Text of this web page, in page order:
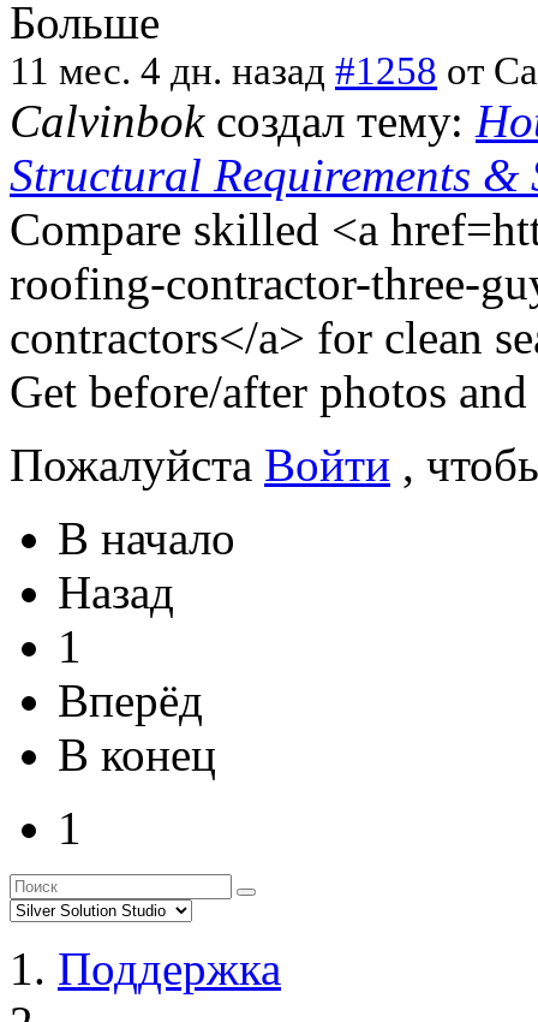
Больше
11 мес. 4 дн. назад #1258 от
Calvinbokсоздал тему:
Structural Requirements &
Compare skilled <a
roofing-contractor-three-
contractors</a> for clean
Get before/after photos
Пожалуйста Войти ,
В начало
Назад
1
Вперёд
В конец
1
Поддержка